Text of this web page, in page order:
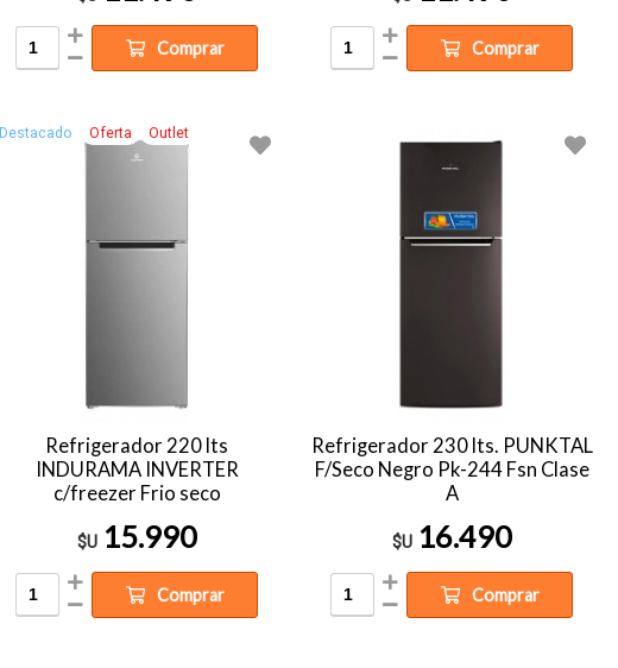
Comprar Comprar
Destacado Oferta Outlet
Refrigerador 220 lts
INDURAMA INVERTER
c/freezer Frio seco
$U 15.990
Comprar
Refrigerador 230 lts. PUNKTAL
F/Seco Negro Pk-244 Fsn Clase
A
$U 16.490
Comprar